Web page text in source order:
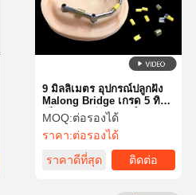
ข่าว ทุกกรณี
9 มิลลิเมตร อุปกรณ์ปลูกฝัง
Malong Bridge เกรด 5 ทิตา
เนียมสับสนธิ อุปกรณ์ปลูกฝัง
ฟัน
MOQ:ต่อรองได้
ราคา:ต่อรองได้
ราคาดีที่สุด
ติดต่อ